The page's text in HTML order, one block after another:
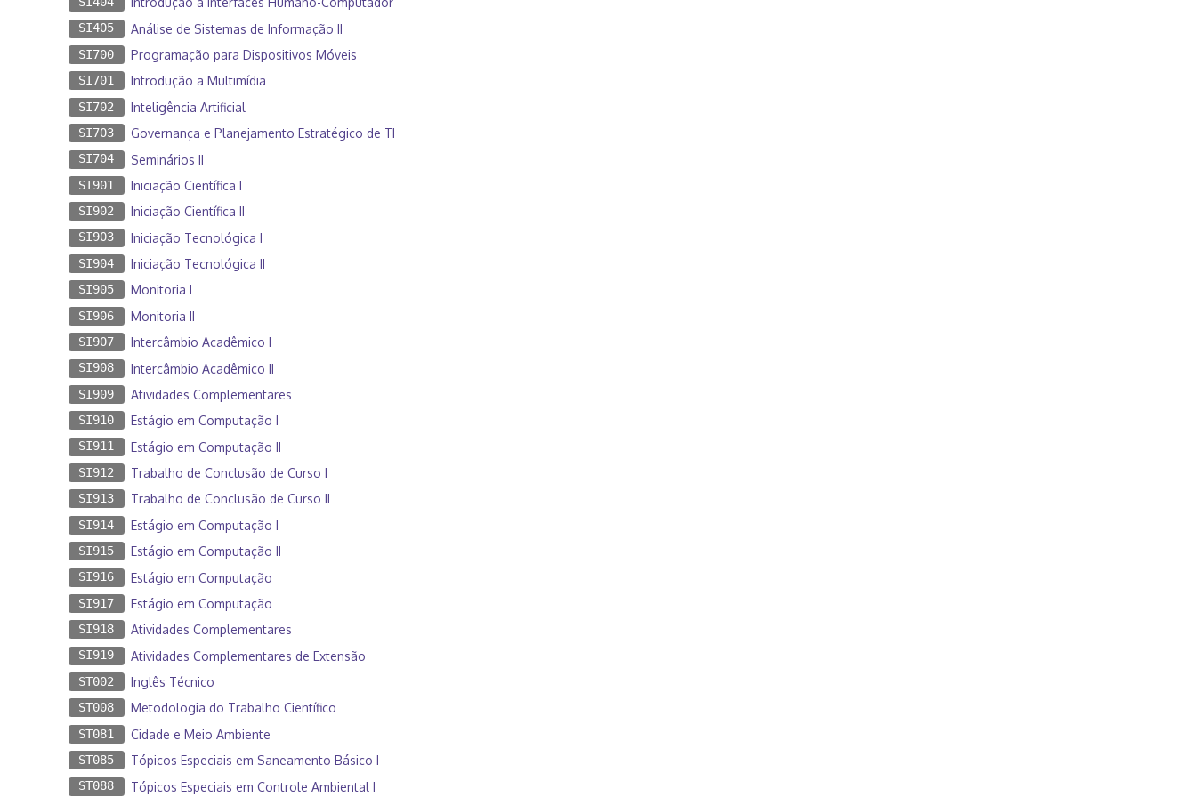
SI405 Análise de Sistemas de Informação II
SI700 Programação para Dispositivos Móveis
SI701 Introdução a Multimídia
SI702 Inteligência Artificial
SI703 Governança e Planejamento Estratégico de TI
SI704 Seminários II
SI901 Iniciação Científica I
SI902 Iniciação Científica II
SI903 Iniciação Tecnológica I
SI904 Iniciação Tecnológica II
SI905 Monitoria I
SI906 Monitoria II
SI907 Intercâmbio Acadêmico I
SI908 Intercâmbio Acadêmico II
SI909 Atividades Complementares
SI910 Estágio em Computação I
SI911 Estágio em Computação II
SI912 Trabalho de Conclusão de Curso I
SI913 Trabalho de Conclusão de Curso II
SI914 Estágio em Computação I
SI915 Estágio em Computação II
SI916 Estágio em Computação
SI917 Estágio em Computação
SI918 Atividades Complementares
SI919 Atividades Complementares de Extensão
ST002 Inglês Técnico
ST008 Metodologia do Trabalho Científico
ST081 Cidade e Meio Ambiente
ST085 Tópicos Especiais em Saneamento Básico I
ST088 Tópicos Especiais em Controle Ambiental I